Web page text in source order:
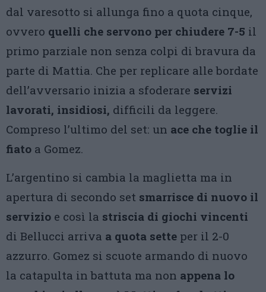
dal varesotto si allunga fino a quota cinque,
ovvero quelli che servono per chiudere 7-5 il
primo parziale non senza colpi di bravura da
parte di Mattia. Che per replicare alle bordate
dell’avversario inizia a sfoderare servizi
lavorati, insidiosi, difficili da leggere.
Compreso l’ultimo del set: un ace che toglie il
fiato a Gomez.
L’argentino si cambia la maglietta ma in
apertura di secondo set smarrisce di nuovo il
servizio e così la striscia di giochi vincenti
di Bellucci arriva a quota sette per il 2-0
azzurro. Gomez si scuote armando di nuovo
la catapulta in battuta ma non appena lo